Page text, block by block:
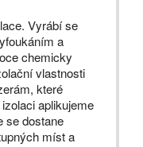
Vyrábí se
a
chemicky
vlastnosti
které
aplikujeme
se dostane
míst a